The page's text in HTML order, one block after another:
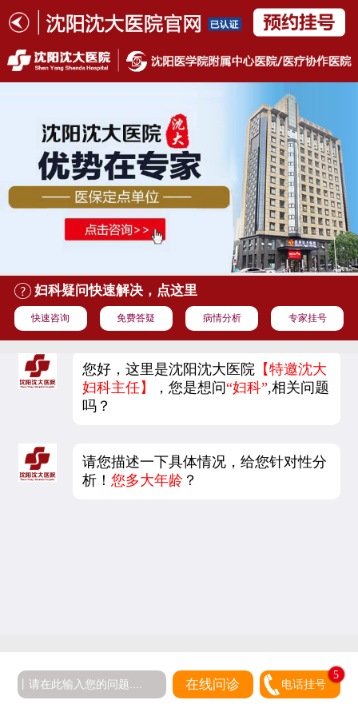
妇科疑问快速解决，点这里
快速咨询 免费答疑 病情分析 专家挂号
您好，这里是沈阳沈大医院 【特邀沈大
妇科主任】
，您是想问“妇科”,相关问题
吗？
请您描述一下具体情况，给您针对性分
析！您多大年龄 ？
在线问诊 电话挂号
5